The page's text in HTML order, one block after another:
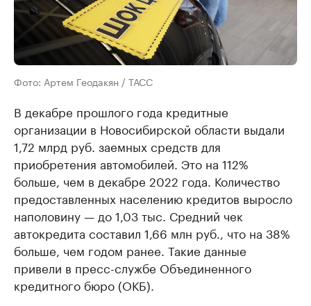
Фото: Артем Геодакян / ТАСС
В декабре прошлого года кредитные
организации в Новосибирской области выдали
1,72 млрд руб. заемных средств для
приобретения автомобилей. Это на 112%
больше, чем в декабре 2022 года. Количество
предоставленных населению кредитов выросло
наполовину — до 1,03 тыс. Средний чек
автокредита составил 1,66 млн руб., что на 38%
больше, чем годом ранее. Такие данные
привели в пресс-службе Объединенного
кредитного бюро (ОКБ).